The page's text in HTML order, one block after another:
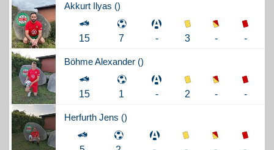
Akkurt Ilyas ()
15 7 - 3 - -
BöhmeAlexander ()
15 1 - 2 - -
Herfurth Jens ()